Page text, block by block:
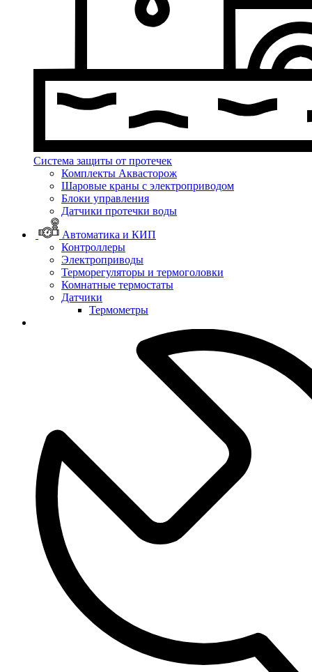
Система защиты от протечек
Комплекты Аквасторож
Шаровые краны с электроприводом
Блоки управления
Датчики протечки воды
Автоматика и КИП
Контроллеры
Электроприводы
Терморегуляторы и термоголовки
Комнатные термостаты
Датчики
Термометры